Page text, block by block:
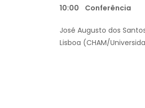
10:00 Conferência
José Augusto dos
Lisboa (CHAM/